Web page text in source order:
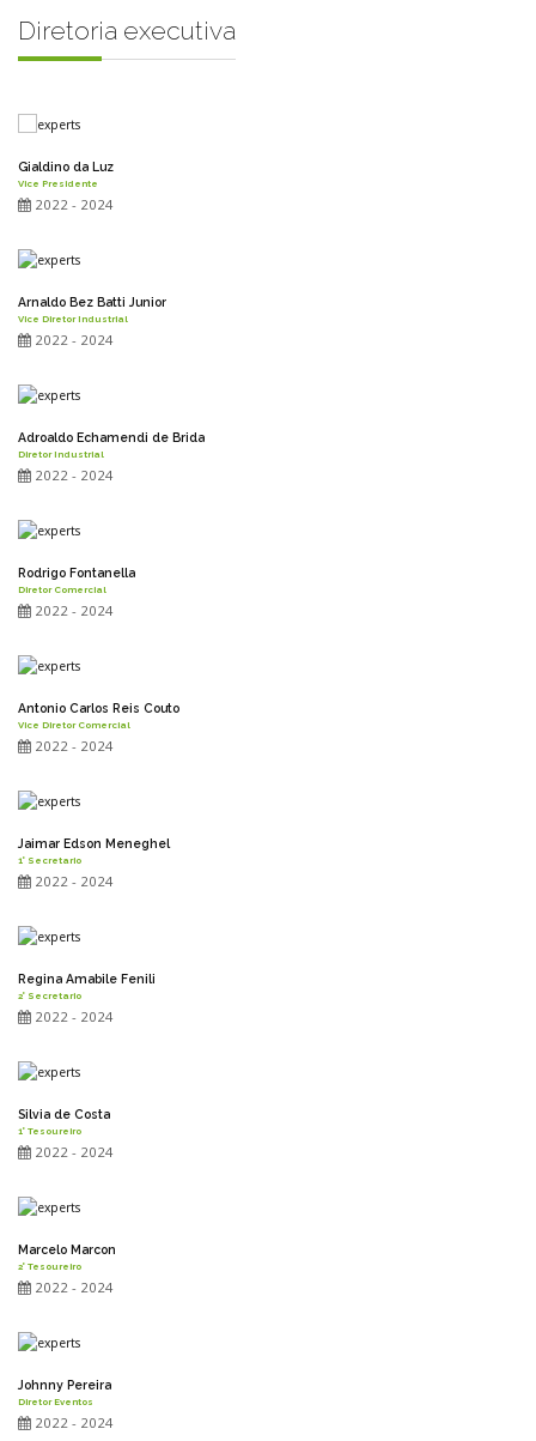
Diretoria executiva
Gialdino da Luz
Vice Presidente
2022 - 2024
Arnaldo Bez Batti Junior
Vice Diretor Industrial
2022 - 2024
Adroaldo Echamendi de Brida
Diretor Industrial
2022 - 2024
Rodrigo Fontanella
Diretor Comercial
2022 - 2024
Antonio Carlos Reis Couto
Vice Diretor Comercial
2022 - 2024
Jaimar Edson Meneghel
1° Secretario
2022 - 2024
Regina Amabile Fenili
2° Secretario
2022 - 2024
Silvia de Costa
1° Tesoureiro
2022 - 2024
Marcelo Marcon
2° Tesoureiro
2022 - 2024
Johnny Pereira
Diretor Eventos
2022 - 2024